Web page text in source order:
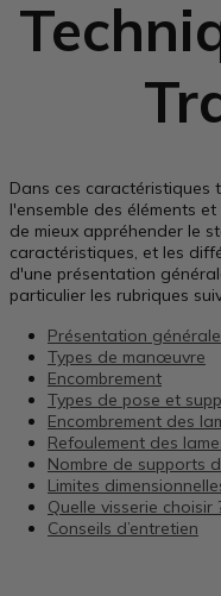
Dans ces caractéristiques
l'ensemble des éléments
de mieux appréhender le
caractéristiques, et les
d'une présentation
particulier les rubriques
Présentation générale
Types de manœuvre
Encombrement
Types de pose et
Encombrement des
Refoulement des
Nombre de supports
Limites
Quelle visserie choisir
Conseils d’entretien